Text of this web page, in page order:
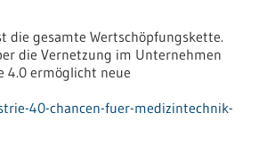
die gesamte Wertschöpfungskette.
die Vernetzung im Unternehmen
4.0 ermöglicht neue
40-chancen-fuer-medizintechnik-